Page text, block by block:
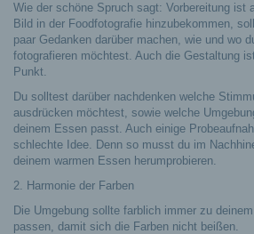
Wie der schöne Spruch sagt: Vorbereitung ist
Bild in der Foodfotografie hinzubekommen,
paar Gedanken darüber machen, wie und wo
fotografieren möchtest. Auch die Gestaltung
Punkt.
Du solltest darüber nachdenken welche
ausdrücken möchtest, sowie welche
deinem Essen passt. Auch einige
schlechte Idee. Denn so musst du im
deinem warmen Essen herumprobieren.
2. Harmonie der Farben
Die Umgebung sollte farblich immer zu
passen, damit sich die Farben nicht beißen.